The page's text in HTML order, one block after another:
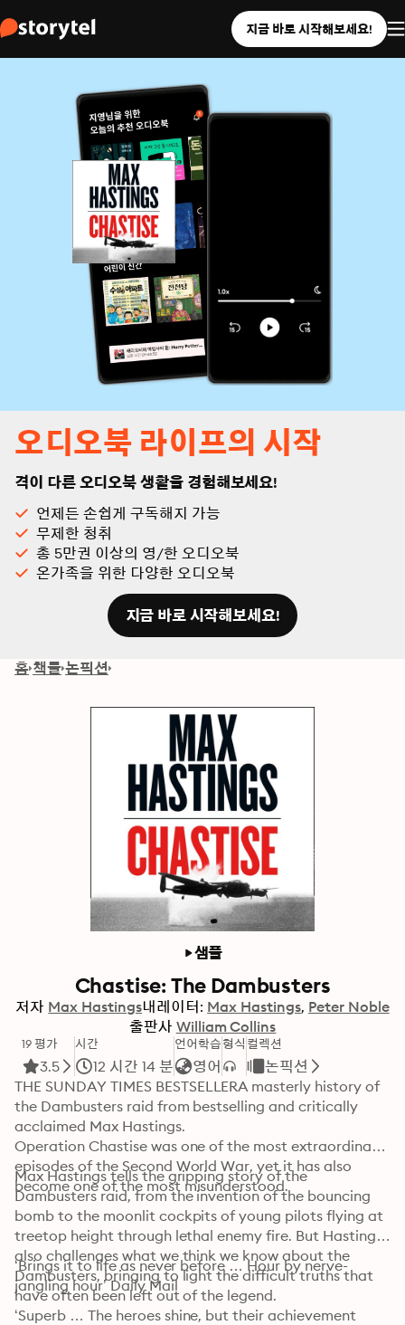
지금 바로 시작해보세요!
오디오북 라이프의 시작
격이 다른 오디오북 생활을 경험해보세요!
언제든 손쉽게 구독해지 가능
무제한 청취
총 5만권 이상의 영/한 오디오북
온가족을 위한 다양한 오디오북
지금 바로 시작해보세요!
홈 책들 논픽션
샘플
Chastise: The Dambusters
저자 Max Hastings내레이터: Max Hastings Peter Noble
출판사 William Collins
19 평가
3.5
시간
12 시간 14 분
언어학습
영어
형식 컬렉션
논픽션
THE SUNDAY TIMES BESTSELLERA masterly history of
the Dambusters raid from bestselling and critically
acclaimed Max Hastings.
Operation Chastise was one of the most extraordinary
episodes of the Second World War, yet it has also
become one of the most misunderstood.
Max Hastings tells the gripping story of the
Dambusters raid, from the invention of the bouncing
bomb to the moonlit cockpits of young pilots flying at
treetop height through lethal enemy fire. But Hastings
also challenges what we think we know about the
Dambusters, bringing to light the difficult truths that
have often been left out of the legend.
‘Brings it to life as never before … Hour by nerve-
‘Superb … The heroes shine, but their achievement